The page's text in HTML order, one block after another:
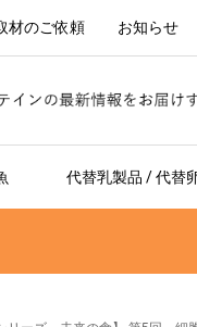
材のご依頼 お知らせ
代替乳製品 / 代替